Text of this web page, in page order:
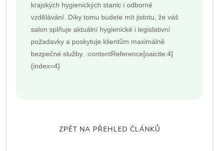
krajských hygienických stanic i odborné
vzdělávání. Díky tomu budete mít jistotu, že váš
salon splňuje aktuální hygienické i legislativní
požadavky a poskytuje klientům maximálně
bezpečné služby. :contentReference[oaicite:4]
{index=4}
ZPĚT NA PŘEHLED ČLÁNKŮ